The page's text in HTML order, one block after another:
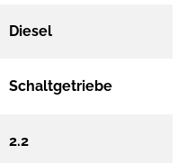
Diesel
Schaltgetriebe
2.2